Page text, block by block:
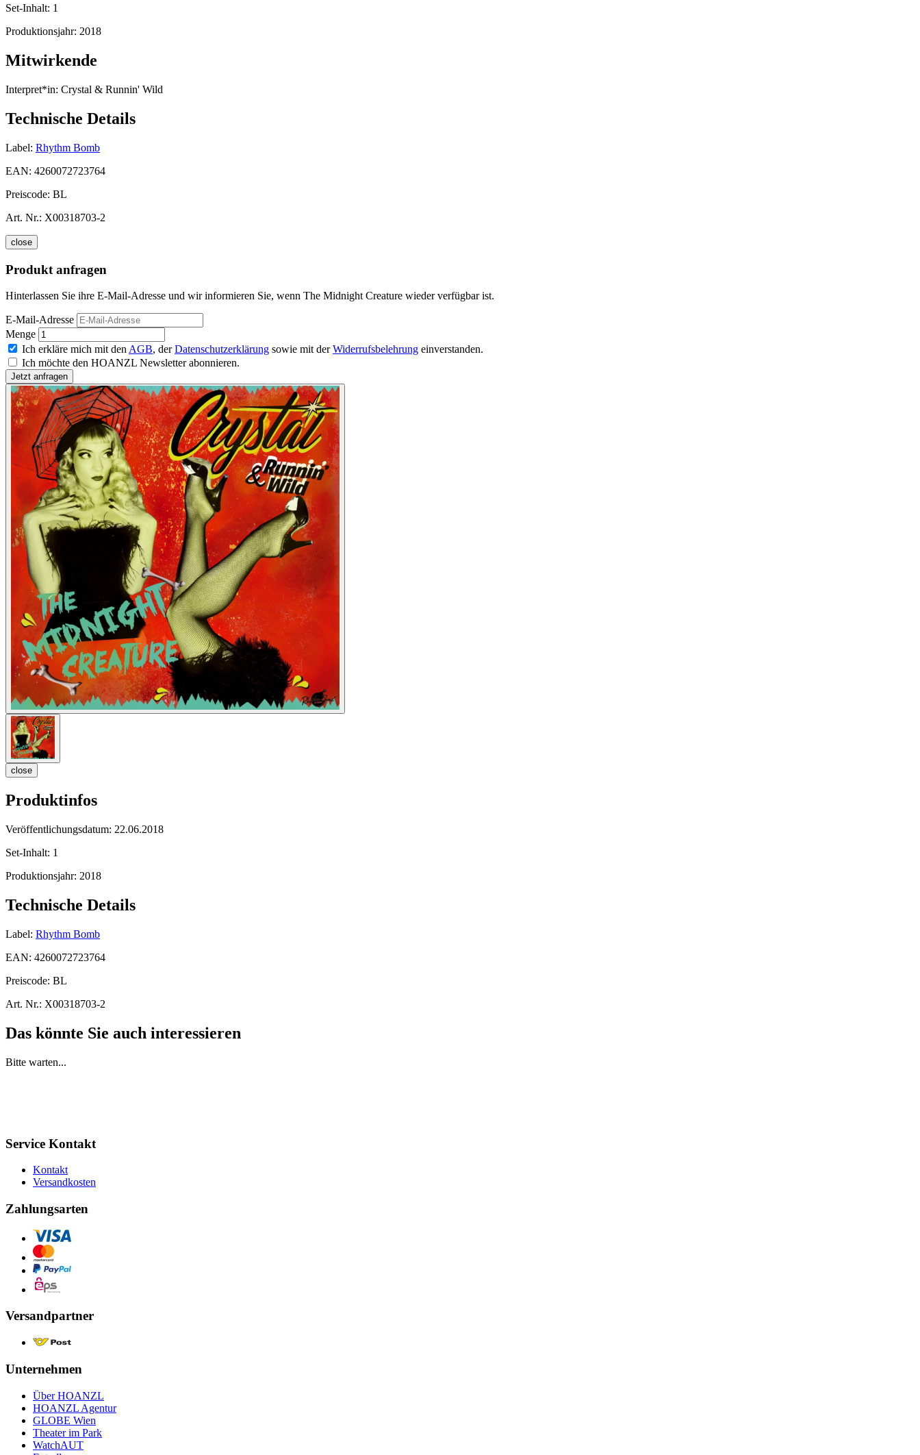
Set-Inhalt: 1
Produktionsjahr: 2018
Mitwirkende
Interpret*in: Crystal & Runnin' Wild
Technische Details
Label: Rhythm Bomb
EAN: 4260072723764
Preiscode: BL
Art. Nr.: X00318703-2
close
Produkt anfragen
Hinterlassen Sie ihre E-Mail-Adresse und wir informieren Sie, wenn The Midnight Creature wieder verfügbar ist.
E-Mail-Adresse
Menge
Ich erkläre mich mit den AGB, derDatenschutzerklärung sowie mit derWiderrufsbelehrung einverstanden.
Ich möchte den HOANZL Newsletter abonnieren.
close
Produktinfos
Veröffentlichungsdatum: 22.06.2018
Set-Inhalt: 1
Produktionsjahr: 2018
Technische Details
Label: Rhythm Bomb
EAN: 4260072723764
Preiscode: BL
Art. Nr.: X00318703-2
Das könnte Sie auch interessieren
Bitte warten...
Service Kontakt
Kontakt
Versandkosten
Zahlungsarten
Versandpartner
Unternehmen
Über HOANZL
HOANZL Agentur
GLOBE Wien
Theater im Park
WatchAUT